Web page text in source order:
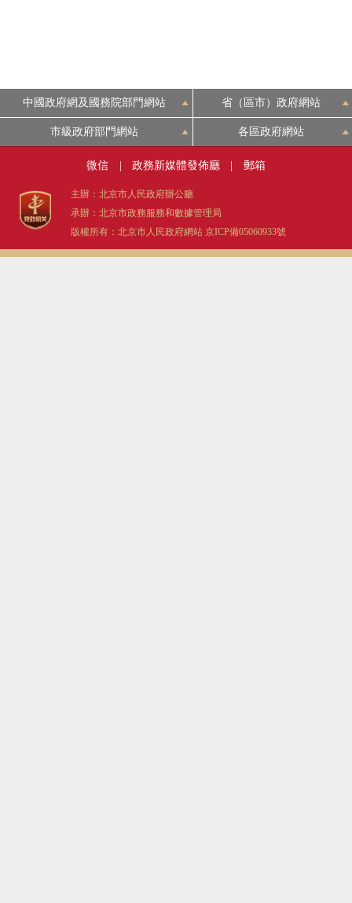
中國政府網及國務院部門網站 省（區市）政府網站
市級政府部門網站 各區政府網站
微信 政務新媒體發佈廳 郵箱
主辦：北京市人民政府辦公廳
承辦：北京市政務服務和數據管理局
版權所有：北京市人民政府網站 京ICP備05060933號